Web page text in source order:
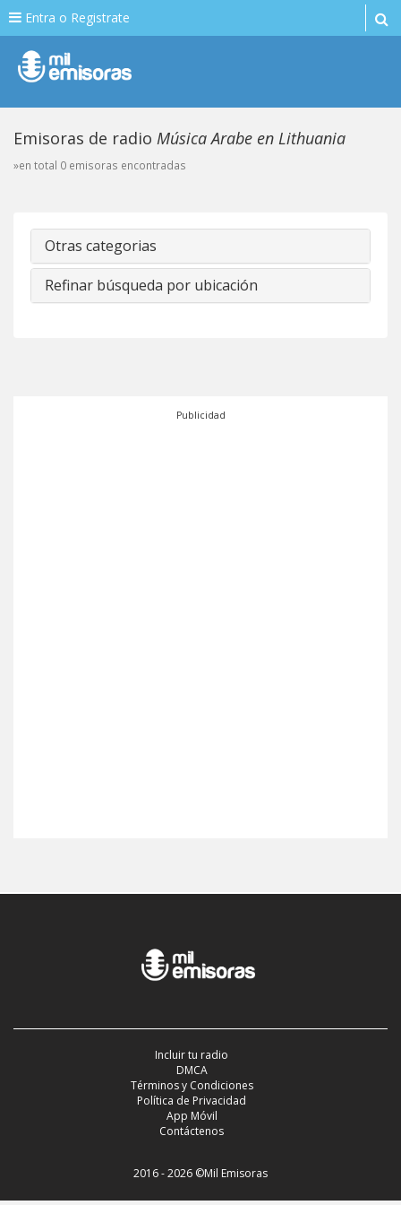
Entra o Registrate
Emisoras de radio Música Arabe en Lithuania
»en total 0 emisoras encontradas
Otras categorias
Refinar búsqueda por ubicación
Publicidad
Incluir tu radio
DMCA
Términos y Condiciones
Política de Privacidad
App Móvil
Contáctenos
2016 - 2026 ©Mil Emisoras